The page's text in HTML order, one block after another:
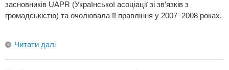
засновників UAPR (Української асоціації зі зв’язків з
громадськістю) та очолювала її правління у 2007–2008 роках.
Читати далі